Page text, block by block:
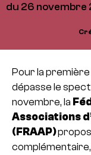
du 26
Pour la
dépasse le
novembre, la
Associations
(FRAAP)